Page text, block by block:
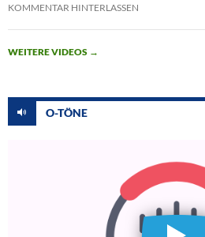
KOMMENTAR HINTERLASSEN
WEITERE VIDEOS →
O-TÖNE